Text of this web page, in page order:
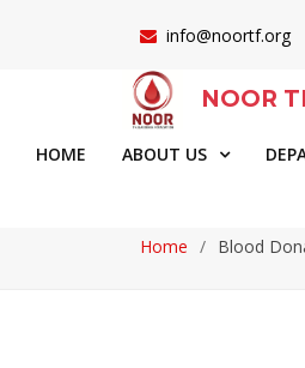
info@noortf.org
NOOR
HOME ABOUT US
Home
Blood